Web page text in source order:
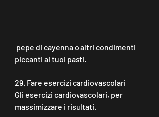
piccanti ai tuoi pasti.
29. Fare esercizi cardiovascolari
Gli esercizi cardiovascolari, per
massimizzare i risultati.